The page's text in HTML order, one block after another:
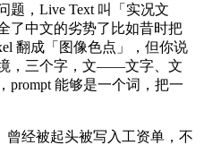
题，Live Text 叫「实况文
了中文的劣势了比如昔时把
翻成「图像色点」，但你说
，三个字，文——文字、文
prompt 能够是一个词，把一
经被起头被写入工资单，不